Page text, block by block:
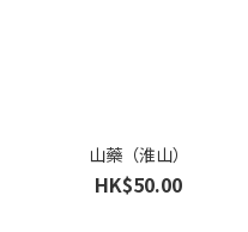
山藥（淮山）
HK$50.00